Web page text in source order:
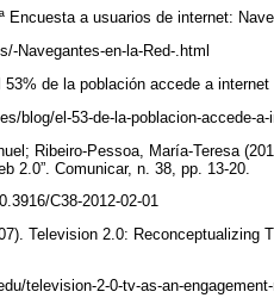
Encuesta a usuarios de internet:
Navegantes-en-la-Red-.html
53% de la población accede a
blog/el-53-de-la-poblacion-accede-
Ribeiro-Pessoa, María-Teresa
2.0”. Comunicar, n. 38, pp. 13-20.
C38-2012-02-01
Television 2.0: Reconceptualizing
television-2-0-tv-as-an-